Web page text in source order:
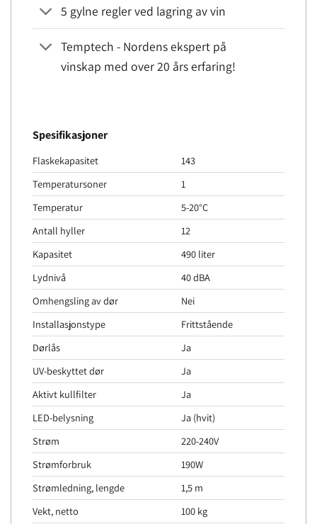
5 gylne regler ved lagring av vin
Temptech - Nordens ekspert på
vinskap med over 20 års erfaring!
Spesifikasjoner
Flaskekapasitet
143
Temperatursoner
1
Temperatur
5-20°C
Antall hyller
12
Kapasitet
490 liter
Lydnivå
40 dBA
Omhengsling av dør
Nei
Installasjonstype
Frittstående
Dørlås
Ja
UV-beskyttet dør
Ja
Aktivt kullfilter
Ja
LED-belysning
Ja (hvit)
Strøm
220-240V
Strømforbruk
190W
Strømledning, lengde
1,5 m
Vekt, netto
100 kg